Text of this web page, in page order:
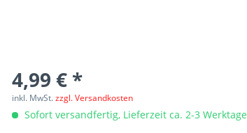
4,99 € *
inkl. MwSt.zzgl. Versandkosten
Sofort versandfertig, Lieferzeit ca. 2-3 Werktage